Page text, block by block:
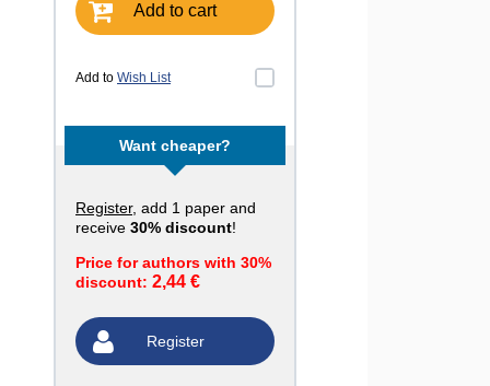
Add to cart
Add to Wish List
Want cheaper?
Register, add 1 paper and
receive 30% discount!
Price for authors with 30%
discount: 2,44 €
Register